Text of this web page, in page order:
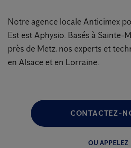
Notre agence locale Anticimex
Est est Aphysio. Basés à Sainte-
près de Metz, nos experts et
en Alsace et en Lorraine.
CONTACTEZ-
OU APPELEZ